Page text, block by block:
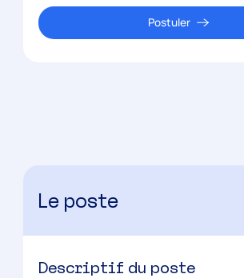
Postuler
Le poste
Descriptif du poste